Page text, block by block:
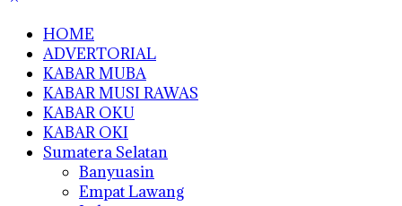
HOME
ADVERTORIAL
KABAR MUBA
KABAR MUSI RAWAS
KABAR OKU
KABAR OKI
Sumatera Selatan
Banyuasin
Empat Lawang